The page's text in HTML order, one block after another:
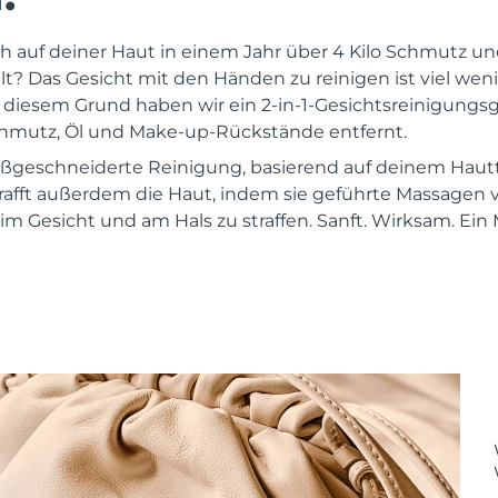
auf deiner Haut in einem Jahr über 4 Kilo Schmutz
Das Gesicht mit den Händen zu reinigen ist viel
Grund haben wir ein 2-in-1-
Öl und Make-up-Rückstände entfernt.
Reinigung, basierend auf deinem
außerdem die Haut, indem sie geführte Massagen
Gesicht und am Hals zu straffen. Sanft. Wirksam. Ein